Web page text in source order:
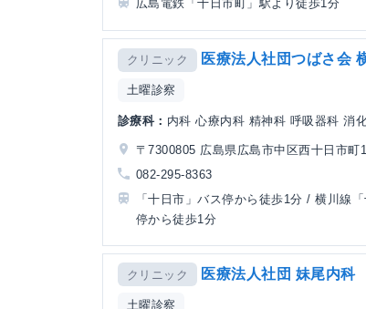
広島電鉄「十日市町」駅より徒歩1分
クリニック 医療法人社団つばさ会
土曜診察
診療科： 内科 心療内科 精神科 呼吸器科 消
〒7300805 広島県広島市中区西十日市町
082-295-8363
「十日市」バス停から徒歩1分 / 横川線
停から徒歩1分
クリニック 医療法人社団 妹尾内科
土曜診察